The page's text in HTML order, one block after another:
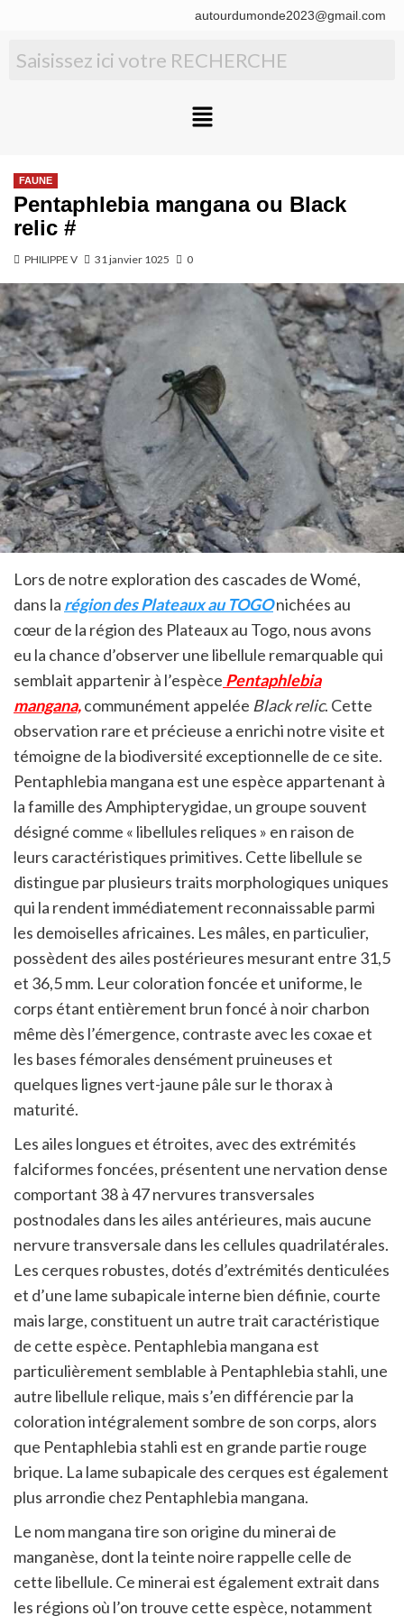
autourdumonde2023@gmail.com
FAUNE
Pentaphlebia mangana ou Black
relic #
PHILIPPE V 31 janvier 1025 0
Lors de notre exploration des cascades de Womé,
dans la région des Plateaux au TOGOnichées au
cœur de la région des Plateaux au Togo, nous avons
eu la chance d’observer une libellule remarquable qui
semblait appartenir à l’espèce Pentaphlebia
mangana,communément appelée Black relic. Cette
observation rare et précieuse a enrichi notre visite et
témoigne de la biodiversité exceptionnelle de ce site.
Pentaphlebia mangana est une espèce appartenant à
la famille des Amphipterygidae, un groupe souvent
désigné comme « libellules reliques » en raison de
leurs caractéristiques primitives. Cette libellule se
distingue par plusieurs traits morphologiques uniques
qui la rendent immédiatement reconnaissable parmi
les demoiselles africaines. Les mâles, en particulier,
possèdent des ailes postérieures mesurant entre 31,5
et 36,5 mm. Leur coloration foncée et uniforme, le
corps étant entièrement brun foncé à noir charbon
même dès l’émergence, contraste avec les coxae et
les bases fémorales densément pruineuses et
quelques lignes vert-jaune pâle sur le thorax à
maturité.
Les ailes longues et étroites, avec des extrémités
falciformes foncées, présentent une nervation dense
comportant 38 à 47 nervures transversales
postnodales dans les ailes antérieures, mais aucune
nervure transversale dans les cellules quadrilatérales.
Les cerques robustes, dotés d’extrémités denticulées
et d’une lame subapicale interne bien définie, courte
mais large, constituent un autre trait caractéristique
de cette espèce. Pentaphlebia mangana est
particulièrement semblable à Pentaphlebia stahli, une
autre libellule relique, mais s’en différencie par la
coloration intégralement sombre de son corps, alors
que Pentaphlebia stahli est en grande partie rouge
brique. La lame subapicale des cerques est également
plus arrondie chez Pentaphlebia mangana.
Le nom mangana tire son origine du minerai de
manganèse, dont la teinte noire rappelle celle de
cette libellule. Ce minerai est également extrait dans
les régions où l’on trouve cette espèce, notamment